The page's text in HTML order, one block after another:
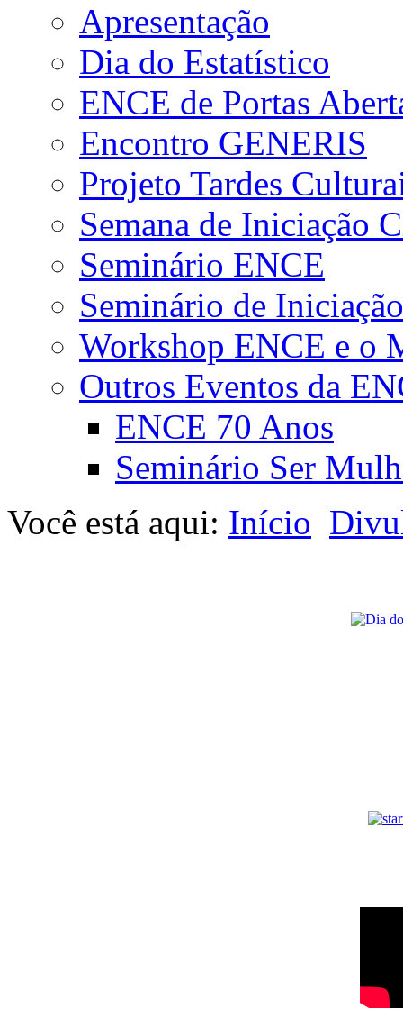
Apresentação
Dia do Estatístico
ENCE de Portas
Encontro GENERIS
Projeto Tardes
Semana de Iniciação
Seminário ENCE
Seminário de
Workshop ENCE e o
Outros Eventos da
ENCE 70 Anos
Seminário Ser
Você está aqui: Início